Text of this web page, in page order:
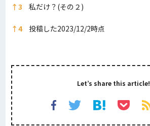
↑ 3 私だけ？(その２)
↑ 4 投稿した2023/12/2時点
Let’s share this article!